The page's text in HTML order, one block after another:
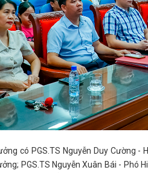
có PGS.TS Nguyễn Duy Cường -
PGS.TS Nguyễn Xuân Bái - Phó